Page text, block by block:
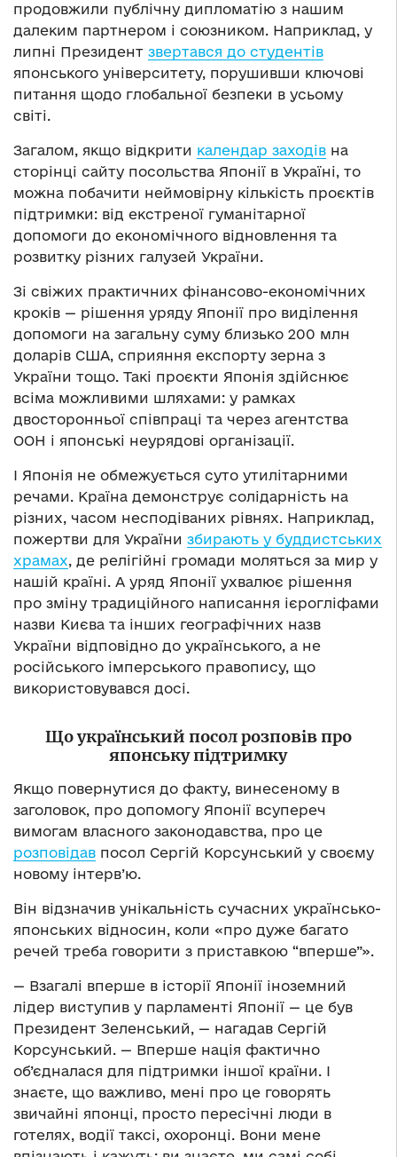
продовжили публічну дипломатію з нашим
далеким партнером і союзником. Наприклад, у
липні Президент звертався до студентів
японського університету, порушивши ключові
питання щодо глобальної безпеки в усьому
світі.
Загалом, якщо відкрити календар заходів на
сторінці сайту посольства Японії в Україні, то
можна побачити неймовірну кількість проєктів
підтримки: від екстреної гуманітарної
допомоги до економічного відновлення та
розвитку різних галузей України.
Зі свіжих практичних фінансово-економічних
кроків — рішення уряду Японії про виділення
допомоги на загальну суму близько 200 млн
доларів США, сприяння експорту зерна з
України тощо. Такі проєкти Японія здійснює
всіма можливими шляхами: у рамках
двосторонньої співпраці та через агентства
ООН і японські неурядові організації.
І Японія не обмежується суто утилітарними
речами. Країна демонструє солідарність на
різних, часом несподіваних рівнях. Наприклад,
пожертви для України збирають у буддистських
храмах, де релігійні громади моляться за мир у
нашій країні. А уряд Японії ухвалює рішення
про зміну традиційного написання ієрогліфами
назви Києва та інших географічних назв
України відповідно до українського, а не
російського імперського правопису, що
використовувався досі.
Що український посол розповів про
японську підтримку
Якщо повернутися до факту, винесеному в
заголовок, про допомогу Японії всупереч
вимогам власного законодавства, про це
розповідав посол Сергій Корсунський у своєму
новому інтерв’ю.
Він відзначив унікальність сучасних українсько-
японських відносин, коли «про дуже багато
речей треба говорити з приставкою “вперше”».
— Взагалі вперше в історії Японії іноземний
лідер виступив у парламенті Японії — це був
Президент Зеленський, — нагадав Сергій
Корсунський. — Вперше нація фактично
об’єдналася для підтримки іншої країни. І
знаєте, що важливо, мені про це говорять
звичайні японці, просто пересічні люди в
готелях, водії таксі, охоронці. Вони мене